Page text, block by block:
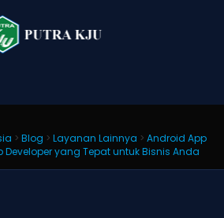
> Blog > Layanan Lainnya > Android App
Developer yang Tepat untuk Bisnis Anda